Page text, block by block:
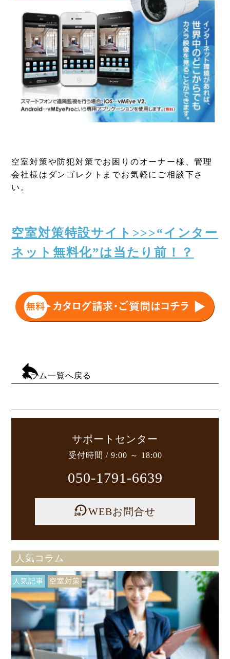
空室対策や防犯対策でお困りのオーナー様、管理
会社様はダンゴレクトまでお気軽にご相談下さ
い。
空室対策特設サイト>>>“インター
ネット無料化”は当たり前！？
コラム一覧へ戻る
サポートセンター
受付時間 / 9:00 ～ 18:00
050-1791-6639
WEBお問合せ
人気コラム
人気記事 空室対策